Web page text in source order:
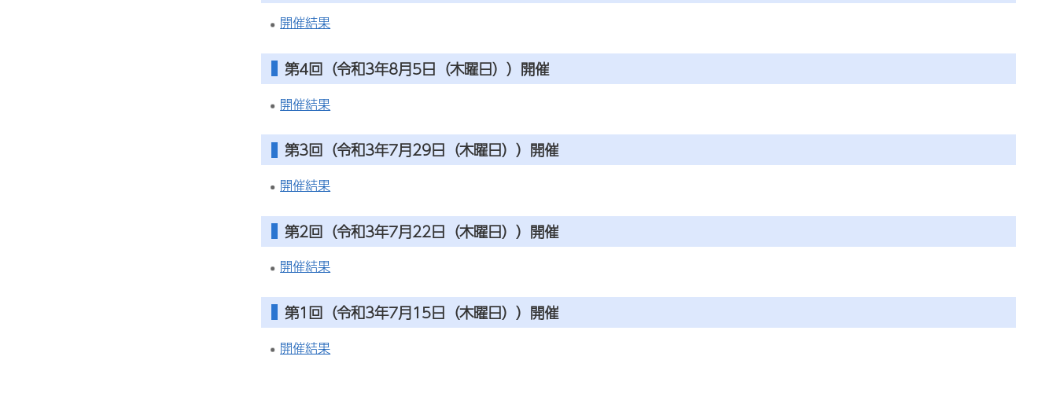
開催結果
第4回（令和3年8月5日（木曜日））開催
開催結果
第3回（令和3年7月29日（木曜日））開催
開催結果
第2回（令和3年7月22日（木曜日））開催
開催結果
第1回（令和3年7月15日（木曜日））開催
開催結果